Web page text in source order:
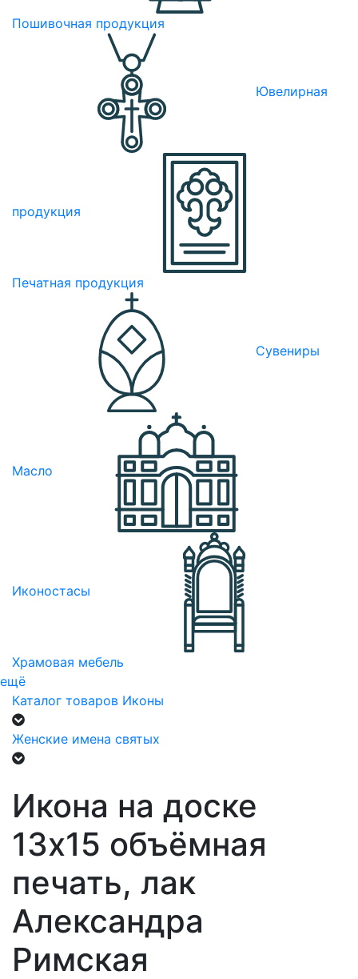
Пошивочная продукция
Ювелирная
продукция
Печатная продукция
Сувениры
Масло
Иконостасы
Храмовая мебель
ещё
Каталог товаров Иконы
Женские имена святых
Икона на доске
13х15 объёмная
печать, лак
Александра
Римская